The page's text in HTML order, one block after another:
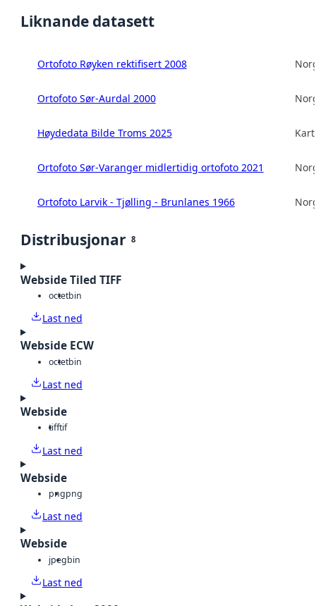
Liknande datasett
Ortofoto Røyken rektifisert 2008
Ortofoto Sør-Aurdal 2000
Høydedata Bilde Troms 2025
Ortofoto Sør-Varanger midlertidig ortofoto 2021
Ortofoto Larvik - Tjølling - Brunlanes 1966
Distribusjonar 8
Webside Tiled TIFF
octetbin
Last ned
Webside ECW
octetbin
Last ned
Webside
tifftif
Last ned
Webside
pngpng
Last ned
Webside
jpegbin
Last ned